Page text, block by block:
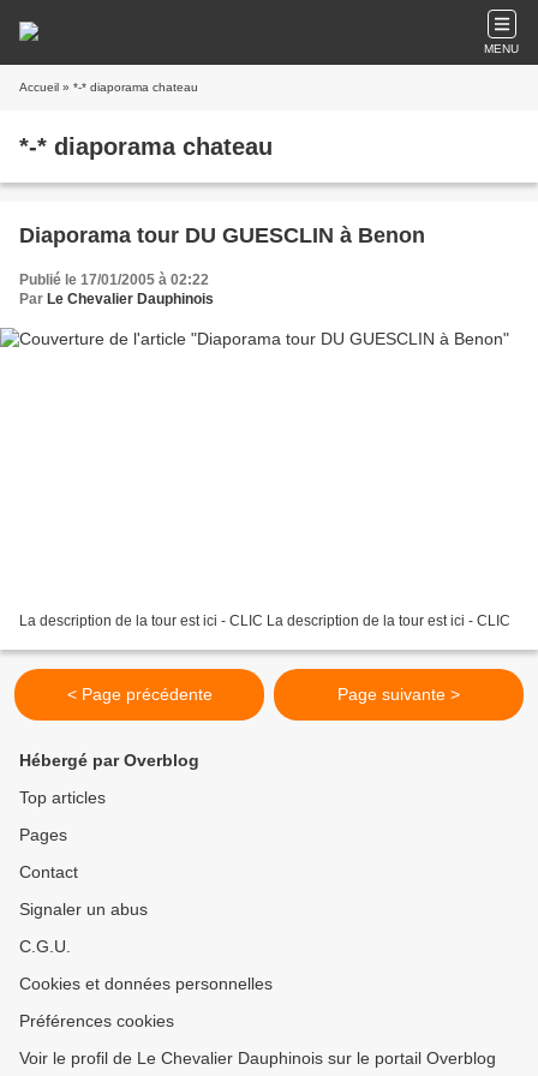
MENU
Accueil » *-* diaporama chateau
*-* diaporama chateau
Diaporama tour DU GUESCLIN à Benon
Publié le 17/01/2005 à 02:22
Par Le Chevalier Dauphinois
La description de la tour est ici - CLIC La description de la tour est ici - CLIC
< Page précédente Page suivante >
Hébergé par Overblog
Top articles
Pages
Contact
Signaler un abus
C.G.U.
Cookies et données personnelles
Préférences cookies
Voir le profil de Le Chevalier Dauphinois sur le portail Overblog